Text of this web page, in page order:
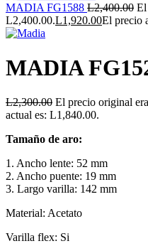
MADIA FG1588 L2,400.00 El
L2,400.00.L1,920.00El precio
MADIA
L2,300.00 El precio original
actual es: L1,840.00.
Tamaño de aro:
1. Ancho lente: 52 mm
2. Ancho puente: 19 mm
3. Largo varilla: 142 mm
Material: Acetato
Varilla flex: Si